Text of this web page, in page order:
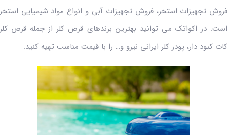
تجهیزات استخر، فروش تجهیزات آبی و انواع مواد شیمیایی
در اکواتک می توانید بهترین برندهای قرص کلر از جمله قرص
کبود دار، پودر کلر ایرانی نیرو و… را با قیمت مناسب تهیه کنید.